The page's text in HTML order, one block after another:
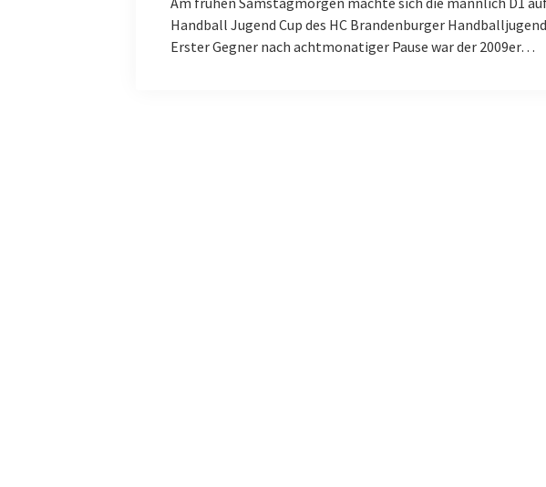
Handball Jugend Cup des HC Brandenburger
Erster Gegner nach achtmonatiger Pause war der 2009er…